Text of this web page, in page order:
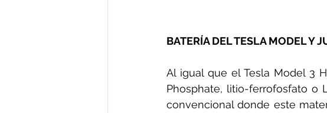
BATERÍA DEL TESLA MODEL Y
Al igual que el Tesla Model 3
Phosphate, litio-ferrofosfato o
convencional donde este